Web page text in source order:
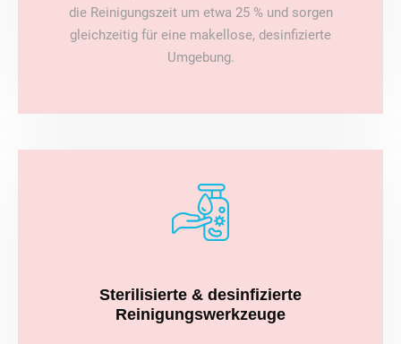
die Reinigungszeit um etwa 25 % und sorgen
gleichzeitig für eine makellose, desinfizierte
Umgebung.
Sterilisierte & desinfizierte
Reinigungswerkzeuge